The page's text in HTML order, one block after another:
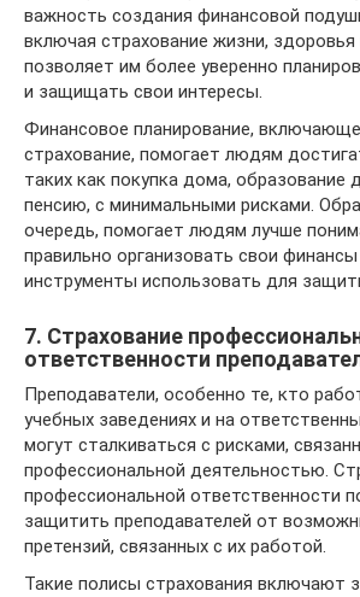
важность создания финансовой
включая страхование жизни,
позволяет им более уверенно
и защищать свои интересы.
Финансовое планирование,
страхование, помогает людям
таких как покупка дома, образование
пенсию, с минимальными рисками.
очередь, помогает людям лучше
правильно организовать свои финансы
инструменты использовать для
7. Страхование
ответственности
Преподаватели, особенно те, кто
учебных заведениях и на
могут сталкиваться с рисками,
профессиональной деятельностью.
профессиональной ответственности
защитить преподавателей от
претензий, связанных с их работой.
Такие полисы страхования включают